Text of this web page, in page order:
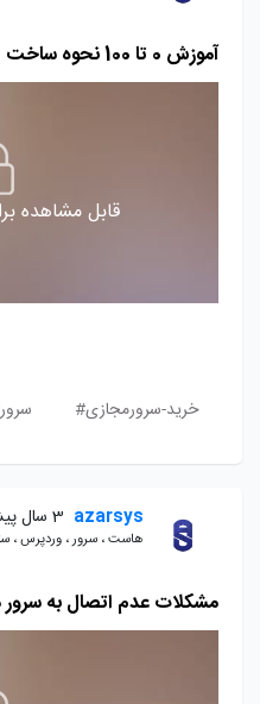
آموزش 0 تا 100 نحوه ساخت یوزر در سرور مجازی لینوکس
قابل مشاهده
خرید-سرورمجازی#
azarsys 3 سال پیش
هاست ، سرور ، وردپرس ،
مشکلات عدم اتصال به